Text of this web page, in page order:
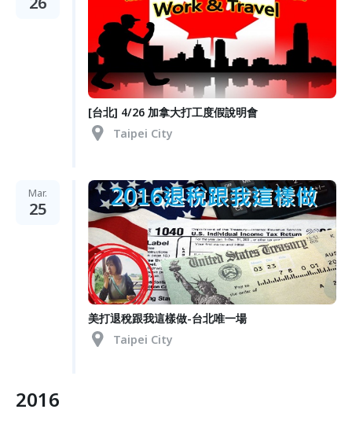
[台北] 4/26 加拿大打工度假說明會
Taipei City
Mar.
25
美打退稅跟我這樣做-台北唯一場
Taipei City
2016